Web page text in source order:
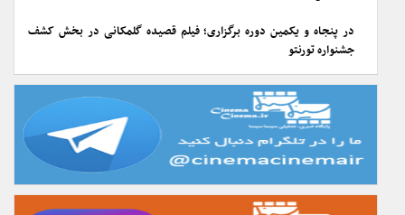
در پنجاه و یکمین دوره برگزاری؛ فیلم قصیده گلمکانی در بخش کشف
جشنواره تورنتو